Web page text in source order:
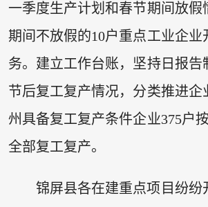
一季度生产计划和春节期间放假
期间不放假的10户重点工业企业
务。建立工作台账，坚持日报告
节后复工复产情况，分类推进企
州具备复工复产条件企业375户
全部复工复产。
锦屏县各在建重点项目纷纷